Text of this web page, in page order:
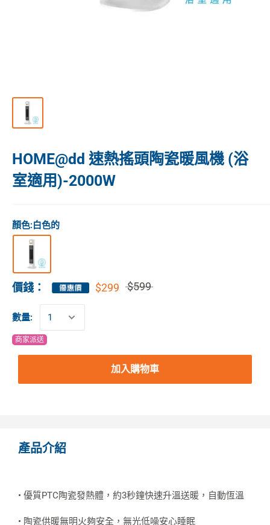
HOME@dd 速熱搖頭陶瓷暖風機 (浴
室適用)-2000W
顏色:白色的
價錢： $299 $599
數量:
商家派送
加入購物車
產品介紹
• 優質PTC陶瓷發熱體，約3秒鐘快速升溫送暖，自動恆溫
• 陶瓷供暖無明火夠安全，無光低噪安心睡眠